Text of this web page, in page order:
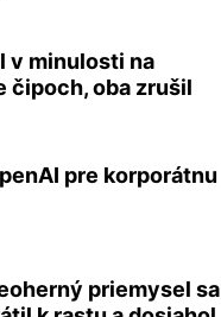
v minulosti na
čipoch, oba zrušil
pre korporátnu
priemysel sa